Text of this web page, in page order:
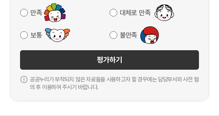
만족 대체로 만족
보통 불만족
평가하기
공공누리가 부착되지 않은 자료들을 사용하고자 할 경우에는 담당부서와 사전 협
의 후 이용하여 주시기 바랍니다.